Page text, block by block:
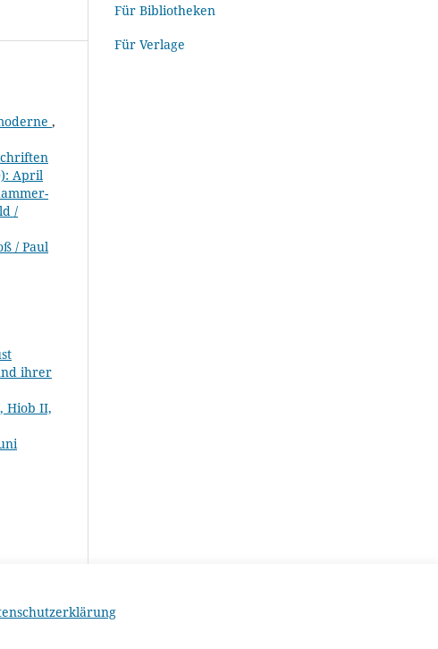
,
April
/
/ Paul
ihrer
Hiob II,
Für Bibliotheken
Für Verlage